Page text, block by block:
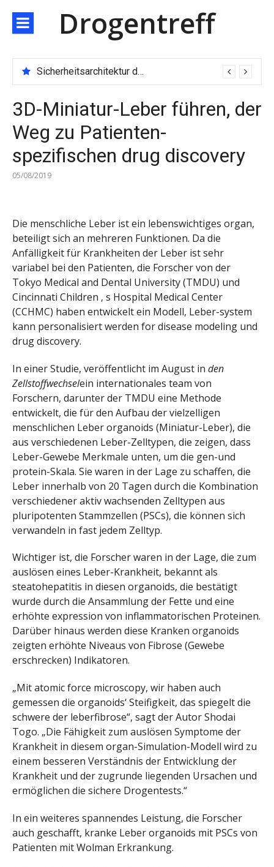
zum
Inhalt
Drogentreff
Sicherheitsarchitektur der nächsten Generation: JARXE kombiniert Multi-Wallet und MPC als Schutzschild für digitales Vertrauen
3D-Miniatur-Leber führen, der
Weg zu Patienten-
spezifischen drug discovery
05/08/2019
Die menschliche Leber ist ein lebenswichtiges organ,
beteiligt sich an mehreren Funktionen. Da die
Anfälligkeit für Krankheiten der Leber ist sehr
variabel bei den Patienten, die Forscher von der
Tokyo Medical and Dental University (TMDU) und
Cincinnati Children ‚ s Hospital Medical Center
(CCHMC) haben entwickelt ein Modell, Leber-system
kann personalisiert werden for disease modeling und
drug discovery.
In einer Studie, veröffentlicht im August in den
Zellstoffwechselein internationales team von
Forschern, darunter der TMDU eine Methode
entwickelt, die für den Aufbau der vielzelligen
menschlichen Leber organoids (Miniatur-Leber), die
aus verschiedenen Leber-Zelltypen, die zeigen, dass
Leber-Gewebe Merkmale unten, um die gen-und
protein-Skala. Sie waren in der Lage zu schaffen, die
Leber innerhalb von 20 Tagen durch die Kombination
verschiedener aktiv wachsenden Zelltypen aus
pluripotenten Stammzellen (PSCs), die können sich
verwandeln in fast jedem Zelltyp.
Wichtiger ist, die Forscher waren in der Lage, die zum
auslösen eines Leber-Krankheit, bekannt als
steatohepatitis in diesen organoids, die bestätigt
wurde durch die Ansammlung der Fette und eine
erhöhte expression von inflammatorischen Proteinen.
Darüber hinaus werden diese Kranken organoids
zeigten erhöhte Niveaus von Fibrose (Gewebe
erschrecken) Indikatoren.
„Mit atomic force microscopy, wir haben auch
gemessen die organoids‘ Steifigkeit, das spiegelt die
schwere der leberfibrose“, sagt der Autor Shodai
Togo. „Die Fähigkeit zum auslösen Symptome der
Krankheit in diesem organ-Simulation-Modell wird zu
einem besseren Verständnis der Entwicklung der
Krankheit und der zugrunde liegenden Ursachen und
ermöglichen die sichere Drogentests.“
In ein weiteres spannendes Leistung, die Forscher
auch geschafft, kranke Leber organoids mit PSCs von
Patienten mit Wolman Erkrankung.